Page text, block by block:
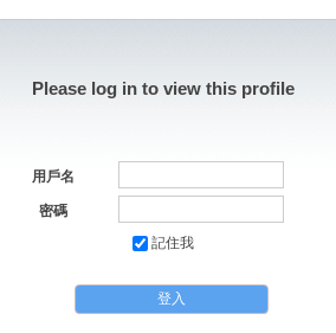
Please log in to view this profile
用戶名
密碼
記住我